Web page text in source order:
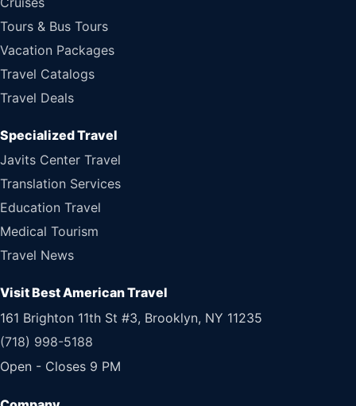
Tours & Bus Tours
Vacation Packages
Travel Catalogs
Travel Deals
Specialized Travel
Javits Center Travel
Translation Services
Education Travel
Medical Tourism
Travel News
Visit Best American Travel
161 Brighton 11th St #3, Brooklyn, NY 11235
(718) 998-5188
Open - Closes 9 PM